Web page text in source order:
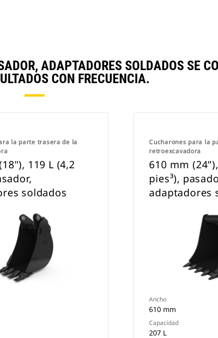
ADAPTADORES SOLDADOS SE
CON FRECUENCIA.
la parte trasera de la
119 L (4,2
soldados
Cucharones para la
retroexcavadora
610 mm
pies³),
adaptadores
Ancho
610 mm
Capacidad
207 L